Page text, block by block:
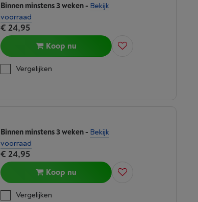
Binnen minstens 3 weken- Bekijk
voorraad
€ 24,95
Koop nu
Vergelijken
Binnen minstens 3 weken- Bekijk
voorraad
€ 24,95
Koop nu
Vergelijken